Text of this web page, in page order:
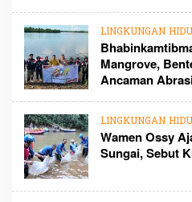
LINGKUNGAN
Mangrove,
Ancaman
LINGKUNGAN
Wamen Ossy
Sungai, Sebut